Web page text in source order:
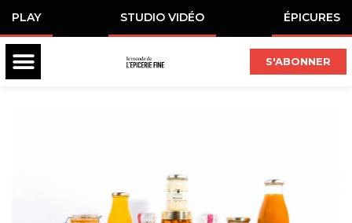
PLAY STUDIO VIDÉO ÉPICURES
S'ABONNER